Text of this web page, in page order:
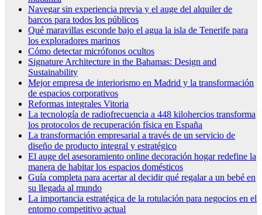
Navegar sin experiencia previa y el auge del alquiler de
barcos para todos los públicos
Qué maravillas esconde bajo el agua la isla de Tenerife para
los exploradores marinos
Cómo detectar micrófonos ocultos
Signature Architecture in the Bahamas: Design and
Sustainability
Mejor empresa de interiorismo en Madrid y la transformación
de espacios corporativos
Reformas integrales Vitoria
La tecnología de radiofrecuencia a 448 kilohercios transforma
los protocolos de recuperación física en España
La transformación empresarial a través de un servicio de
diseño de producto integral y estratégico
El auge del asesoramiento online decoración hogar redefine la
manera de habitar los espacios domésticos
Guía completa para acertar al decidir qué regalar a un bebé en
su llegada al mundo
La importancia estratégica de la rotulación para negocios en el
entorno competitivo actual